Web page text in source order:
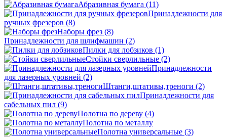
Абразивная бумага (11)
Принадлежности для
ручных фрезеров (8)
Наборы фрез (8)
Принадлежности для шлифмашин (2)
Пилки для лобзиков (1)
Стойки сверлильные (2)
Принадлежности
для лазерных уровней (2)
Штанги,штативы,треноги (2)
Принадлежности для
сабельных пил (9)
Полотна по дереву (4)
Полотна по металлу
Полотна универсальные (3)